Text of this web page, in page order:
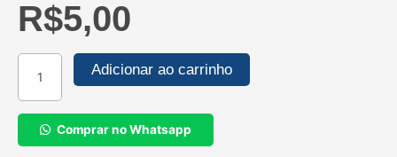
R$5,00
Látex
para
Segurança
e
Adicionar ao carrinho
Comprar no Whatsapp